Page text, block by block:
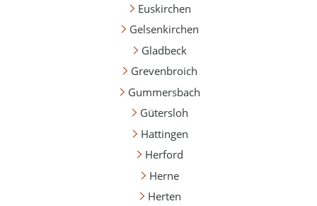
Euskirchen
Gelsenkirchen
Gladbeck
Grevenbroich
Gummersbach
Gütersloh
Hattingen
Herford
Herne
Herten